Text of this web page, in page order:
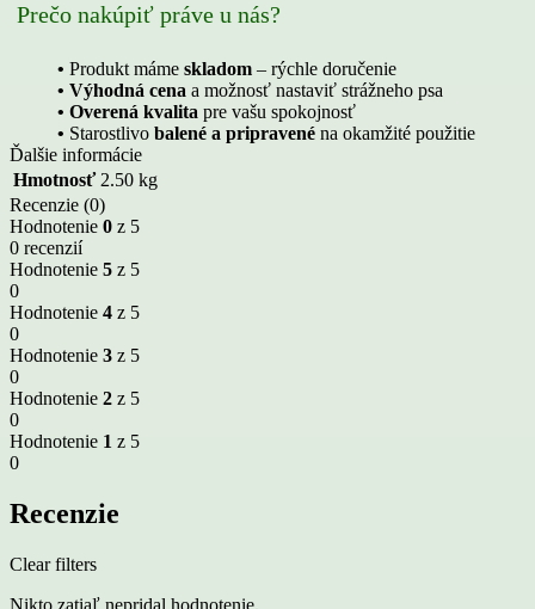
Prečo nakúpiť práve u nás?
• Produkt máme skladom – rýchle doručenie
• Výhodná cena a možnosť nastaviť strážneho psa
• Overená kvalita pre vašu spokojnosť
• Starostlivo balené a pripravené na okamžité použitie
Ďalšie informácie
Hmotnosť 2.50 kg
Recenzie (0)
Hodnotenie 0 z 5
0 recenzií
Hodnotenie 5 z 5
0
Hodnotenie 4 z 5
0
Hodnotenie 3 z 5
0
Hodnotenie 2 z 5
0
Hodnotenie 1 z 5
0
Recenzie
Clear filters
Nikto zatiaľ nepridal hodnotenie.